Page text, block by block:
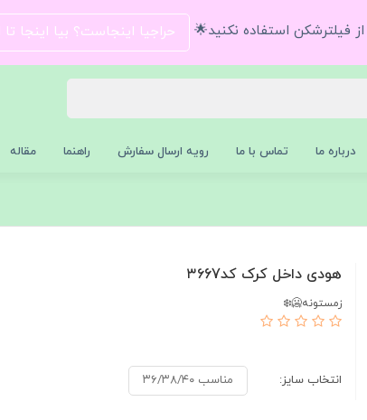
فیلترشکن استفاده نکنید🌟 حراجیا اینجاست؟ بیا اینجا
درباره ما تماس با ما رویه ارسال سفارش راهنما مقاله
هودی داخل کرک کد۳۶67
زمستونه🥶❄️
انتخاب سایز: مناسب ۳۶/۳۸/۴۰